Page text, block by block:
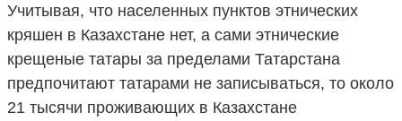
Учитывая, что населенных пунктов этнических
кряшен в Казахстане нет, а сами этнические
крещеные татары за пределами Татарстана
предпочитают татарами не записываться, то около
21 тысячи проживающих в Казахстане